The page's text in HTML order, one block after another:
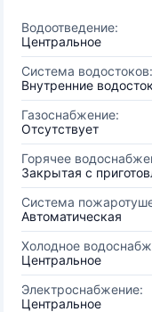
Водоотведение:
Центральное
Система водостоков:
Внутренние
Газоснабжение:
Отсутствует
Горячее
Закрытая с
Система
Автоматическая
Холодное
Центральное
Электроснабжение:
Центральное